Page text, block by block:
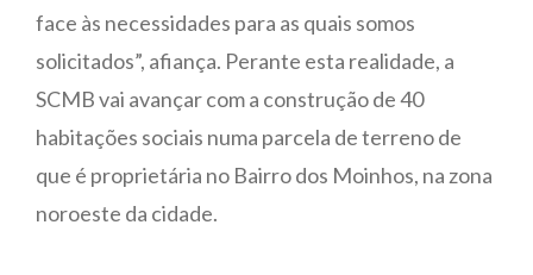
face às necessidades para as quais somos
solicitados”, afiança. Perante esta realidade, a
SCMB vai avançar com a construção de 40
habitações sociais numa parcela de terreno de
que é proprietária no Bairro dos Moinhos, na zona
noroeste da cidade.